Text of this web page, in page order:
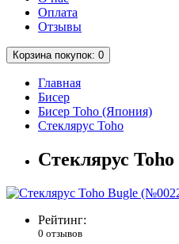
Оплата
Отзывы
Корзинапокупок: 0
Главная
Бисер
Бисер Toho (Япония)
Стеклярус Toho
Стеклярус
Рейтинг:
0 отзывов